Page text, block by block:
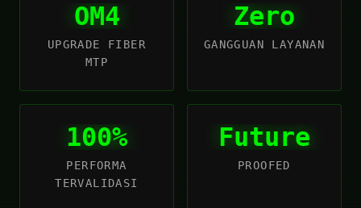
OM4
UPGRADE FIBER
MTP
Zero
GANGGUAN LAYANAN
100%
PERFORMA
TERVALIDASI
Future
PROOFED